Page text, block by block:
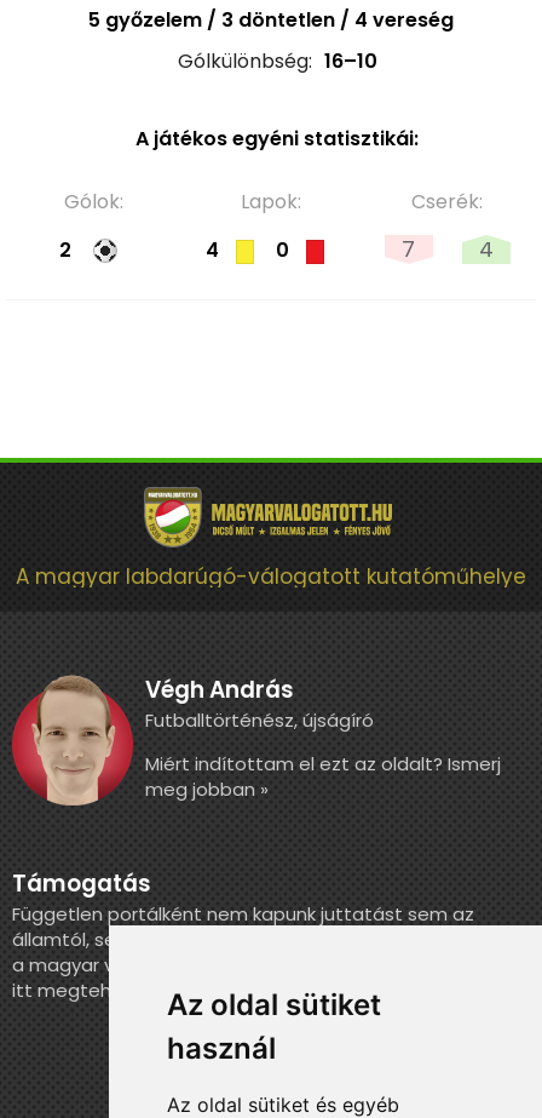
Az oldal sütiket
használ
Az oldal sütiket és egyéb
5 győzelem / 3 döntetlen / 4 vereség
Gólkülönbség: 16–10
A játékos egyéni statisztikái:
Gólok:
2
Lapok:
4
0
Cserék:
7 4
A magyar labdarúgó-válogatott kutatóműhelye
Végh András
Futballtörténész, újságíró
Miért indítottam el ezt az oldalt? Ismerj
meg jobban »
Támogatás
Független portálként nem kapunk juttatást sem az
államtól, sem más szervezettől. Ha szeretnél segíteni
a magyar válogatott történelmének feldolgozásában,
itt megteheted.